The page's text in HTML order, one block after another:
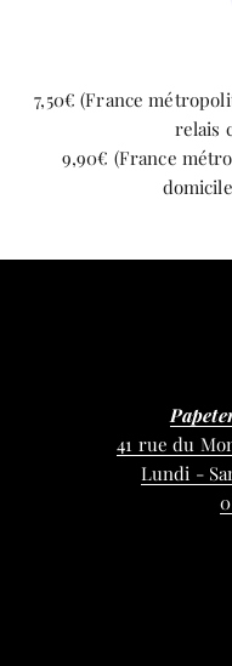
7,50€ (France
relais
9,90€ (France
41 rue du
Lundi -